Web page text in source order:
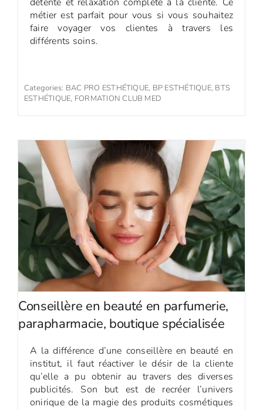
métier est parfait pour vous si vous souhaitez
faire voyager vos clientes à travers les
différents soins.
Categories: BAC PRO ESTHÉTIQUE, BP ESTHÉTIQUE, BTS
ESTHÉTIQUE, FORMATION CLUB MED
Conseillère en beauté en parfumerie,
parapharmacie, boutique spécialisée
A la différence d’une conseillère en beauté en
institut, il faut réactiver le désir de la cliente
qu’elle a pu obtenir au travers des diverses
publicités. Son but est de recréer l’univers
onirique de la magie des produits cosmétiques